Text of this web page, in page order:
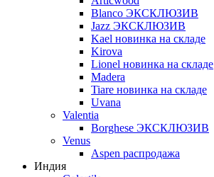
Blanco ЭКСКЛЮЗИВ
Jazz ЭКСКЛЮЗИВ
Kael новинка на складе
Kirova
Lionel новинка на складе
Madera
Tiare новинка на складе
Uvana
Valentia
Borghese ЭКСКЛЮЗИВ
Venus
Aspen распродажа
Индия